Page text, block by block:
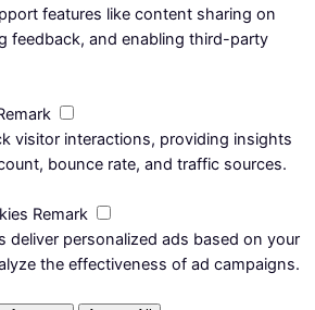
features like content sharing on
feedback, and enabling third-party
visitor interactions, providing insights
bounce rate, and traffic sources.
Remark
deliver personalized ads based on your
the effectiveness of ad campaigns.